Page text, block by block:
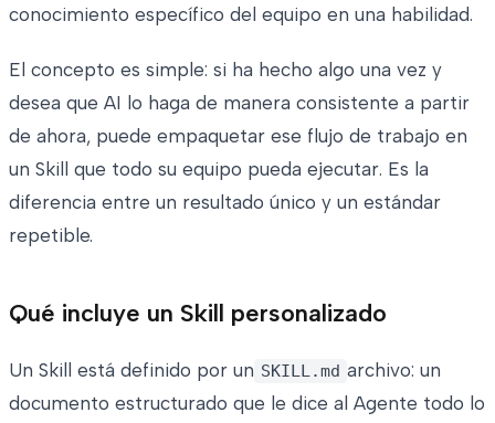
conocimiento específico del equipo en una habilidad.
El concepto es simple: si ha hecho algo una vez y
desea que AI lo haga de manera consistente a partir
de ahora, puede empaquetar ese flujo de trabajo en
un Skill que todo su equipo pueda ejecutar. Es la
diferencia entre un resultado único y un estándar
repetible.
Qué incluye un Skill personalizado
Un Skill está definido por un SKILL.md archivo: un
documento estructurado que le dice al Agente todo lo